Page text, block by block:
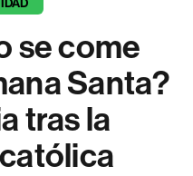
se come
Santa?
tras la